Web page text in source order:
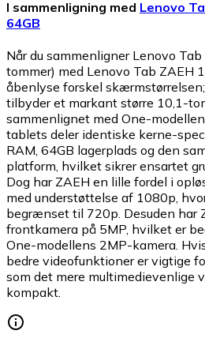
I sammenligning med Lenovo
64GB
Når du sammenligner Lenovo
tommer) med Lenovo Tab ZAEH
åbenlyse forskel
tilbyder et markant større 10,1-
sammenlignet med One-
tablets deler identiske kerne-
RAM, 64GB lagerplads og den
platform, hvilket sikrer ensartet
Dog har ZAEH en lille fordel i
med understøttelse af 1080p,
begrænset til 720p. Desuden har
frontkamera på 5MP, hvilket er
One-modellens 2MP-kamera.
bedre videofunktioner er vigtige
som det mere multimedievenlige
kompakt.